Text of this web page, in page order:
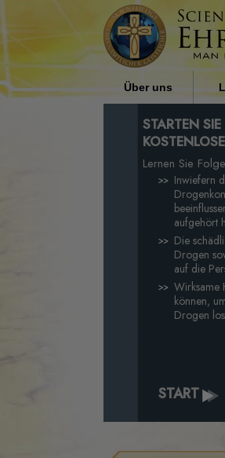
Über uns
Wer sind
Geistliche der
Warum wir helfen
STARTEN
Lernen Sie
Inwiefern
aufgehört
Die
Drogen
auf die
Wirksame
können,
Drogen
START